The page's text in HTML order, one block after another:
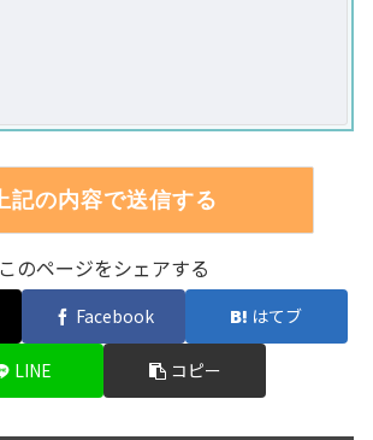
このページをシェアする
Facebook はてブ
LINE コピー